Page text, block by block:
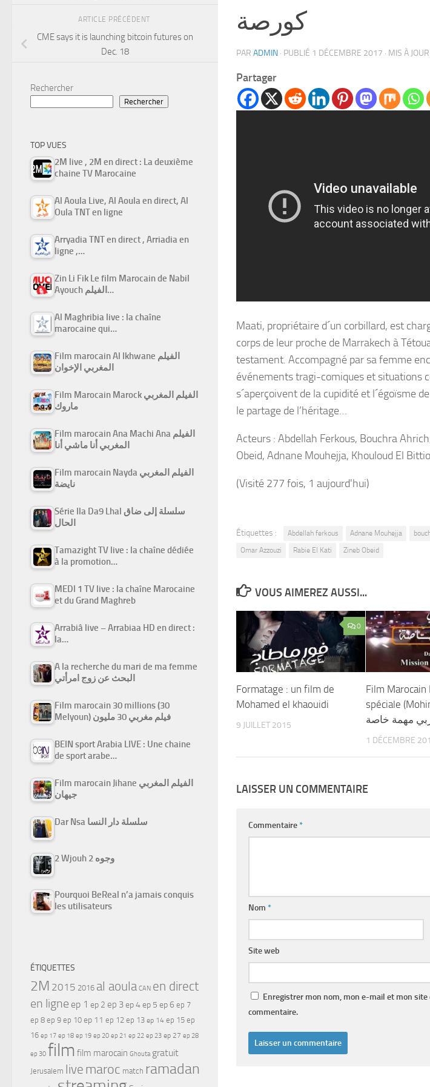
كورصة
PAR ADMIN · PUBLIÉ 1 DÉCEMBRE 2017 · MIS À JOUR
Partager
Maati, propriétaire d´un corbillard, est
corps de leur proche de Marrakech à
testament. Accompagné par sa femme
événements tragi-comiques et situations
s´aperçoivent de la cupidité et l´égoïsme
le partage de l’héritage…
Acteurs : Abdellah Ferkous, Bouchra
Obeid, Adnane Mouhejja, Khouloud El
(Visité 277 fois, 1 aujourd'hui)
Étiquettes : Abdellah ferkous Adnane Mouhejja
Omar Azzouzi
Rabie El Kati Zineb Obeid
VOUS AIMEREZ AUSSI...
0
Formatage : un film de
Mohamed el khaouidi
9 JUILLET 2015
Film Marocain
spéciale
مهمة خاصة
1 DÉCEMBRE
LAISSER UN COMMENTAIRE
Commentaire*
Nom *
Site web
Enregistrer mon nom, mon e-mail et mon
commentaire.
ARTICLE PRÉCÉDENT
CME says it is launching bitcoin futures on
Dec. 18
Rechercher
Rechercher
TOP VUES
2M live , 2M en direct : La deuxième
chaine TV Marocaine
Al Aoula Live, Al Aoula en direct, Al
Oula TNT en ligne
Arryadia TNT en direct , Arriadia en
ligne ,…
Zin Li Fik Le film Marocain de Nabil
Ayouch الفيلم…
Al Maghribia live : la chaîne
marocaine qui…
Film marocain Al Ikhwane الفيلم
المغربي الإخوان
Film Marocain Marock الفيلم المغربي
ماروك
Film marocain Ana Machi Ana الفيلم
المغربي أنا ماشي أنا
Film marocain Nayda الفيلم المغربي
نايضة
Série Ila Da9 Lhal سلسلة إلى ضاق
الحال
Tamazight TV live : la chaîne dédiée
à la promotion…
MEDI 1 TV live : la chaîne Marocaine
et du Grand Maghreb
Arrabiâ live – Arrabiaa HD en direct :
la…
A la recherche du mari de ma femme
البحث عن زوج امرأتي
Film marocain 30 millions (30
Melyoun) فيلم مغربي 30 مليون
BEIN sport Arabia LIVE : Une chaine
de sport arabe…
Film marocain Jihane الفيلم المغربي
جيهان
Dar Nsa سلسلة دار النسا
2 Wjouh 2 وجوه
Pourquoi BeReal n’a jamais conquis
les utilisateurs
ÉTIQUETTES
2M 2015 2016 al aoula CAN en direct
en ligne ep 1 ep 2 ep 3ep 4ep 5 ep 6 ep 7
ep 8 ep 9 ep 10 ep 11 ep 12 ep 13 ep 14 ep 15 ep
16 ep 17 ep 18 ep 19 ep 20 ep 21 ep 22 ep 23 ep 27 ep 28
ep 30 film film marocain Ghouta gratuit
Jerusalem live maroc match ramadan